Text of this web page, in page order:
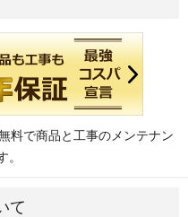
料で商品と工事のメンテナン
。
て